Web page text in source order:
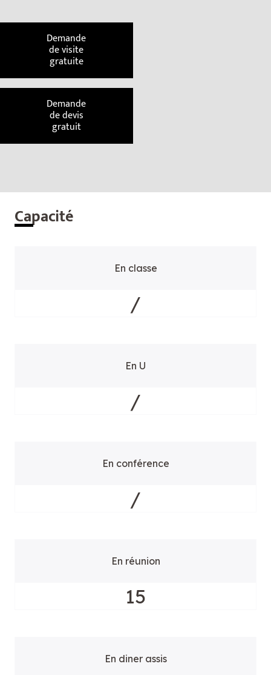
Demande
de visite
gratuite
Demande
de devis
gratuit
Capacité
En classe
/
En U
/
En conférence
/
En réunion
15
En diner assis